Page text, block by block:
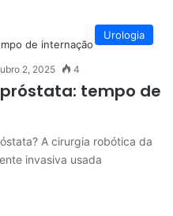
Urologia
2, 2025 4
tempo de
A cirurgia robótica da
invasiva usada